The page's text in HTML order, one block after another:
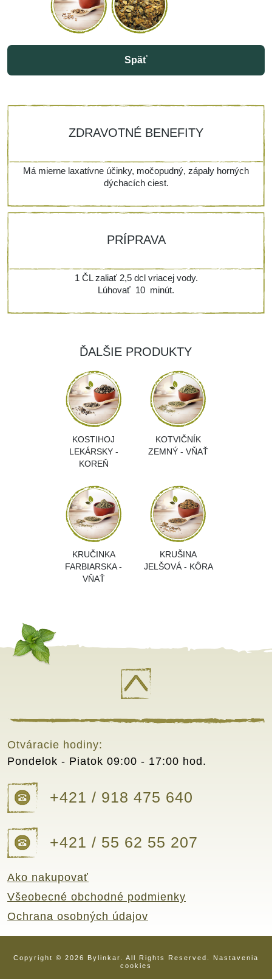
Späť
ZDRAVOTNÉ BENEFITY
Má mierne laxatívne účinky, močopudný, zápaly horných
dýchacích ciest.
PRÍPRAVA
1 ČL zaliať 2,5 dcl vriacej vody.
Lúhovať 10 minút.
ĎALŠIE PRODUKTY
KOSTIHOJ
LEKÁRSKY -
KOREŇ
KOTVIČNÍK
ZEMNÝ - VŇAŤ
KRUČINKA
FARBIARSKA -
VŇAŤ
KRUŠINA
JELŠOVÁ - KÔRA
Ako nakupovať
Všeobecné obchodné podmienky
Ochrana osobných údajov
+421 / 918 475 640
+421 / 55 62 55 207
Otváracie hodiny:
Pondelok - Piatok 09:00 - 17:00 hod.
Copyright © 2026 Bylinkar. All Rights Reserved. Nastavenia
cookies